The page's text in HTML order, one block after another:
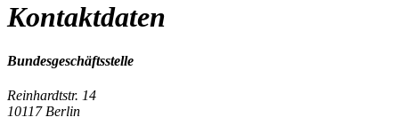
Kontaktdaten
Bundesgeschäftsstelle
Reinhardtstr. 14
10117 Berlin